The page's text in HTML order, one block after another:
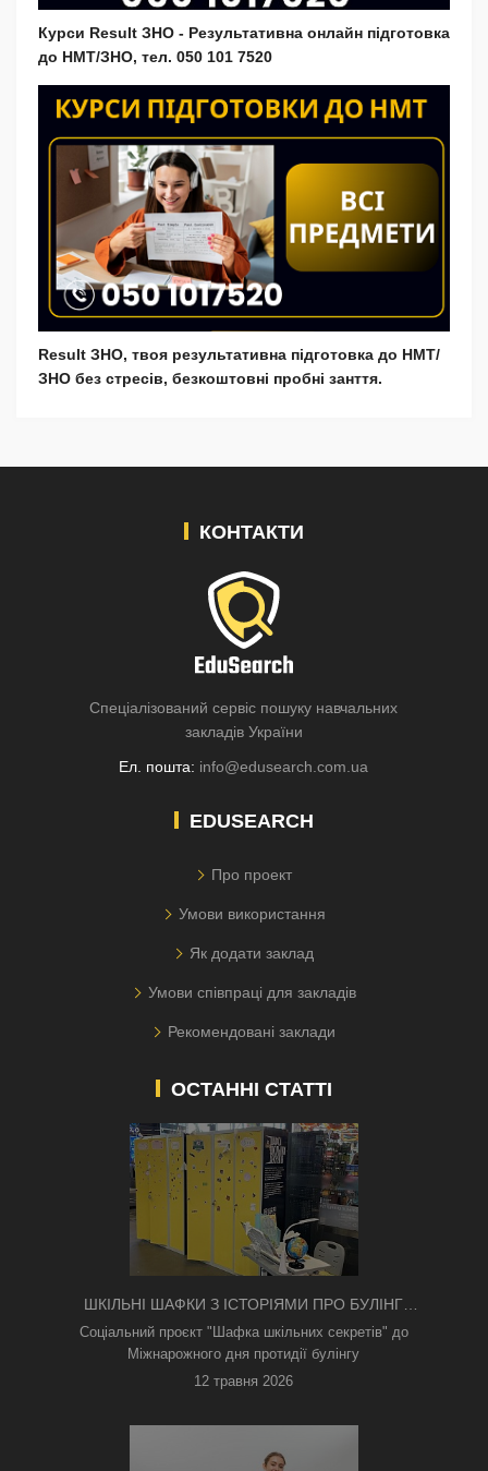
Курси Result ЗНО - Результативна онлайн підготовка
до НМТ/ЗНО, тел. 050 101 7520
Result ЗНО, твоя результативна підготовка до НМТ/
ЗНО без стресів, безкоштовні пробні занття.
КОНТАКТИ
Спеціалізований сервіс пошуку навчальних
закладів України
Ел. пошта: info@edusearch.com.ua
EDUSEARCH
Про проект
Умови використання
Як додати заклад
Умови співпраці для закладів
Рекомендовані заклади
ОСТАННІ СТАТТІ
ШКІЛЬНІ ШАФКИ З ІСТОРІЯМИ ПРО БУЛІНГ
З'ЯВИЛИСЯ В КИЄВІ
Соціальний проєкт "Шафка шкільних секретів" до
Міжнарожного дня протидії булінгу
12 травня 2026